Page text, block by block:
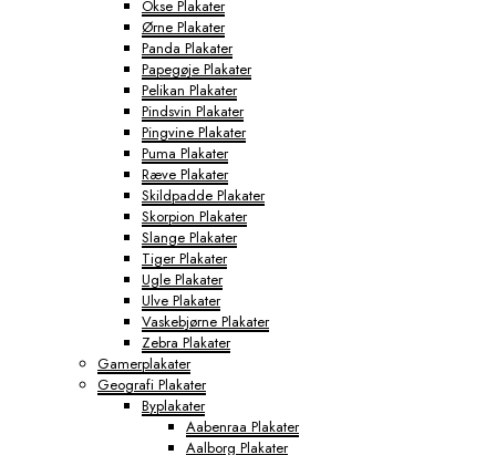
Okse Plakater
Ørne Plakater
Panda Plakater
Papegøje Plakater
Pelikan Plakater
Pindsvin Plakater
Pingvine Plakater
Puma Plakater
Ræve Plakater
Skildpadde Plakater
Skorpion Plakater
Slange Plakater
Tiger Plakater
Ugle Plakater
Ulve Plakater
Vaskebjørne Plakater
Zebra Plakater
Gamerplakater
Geografi Plakater
Byplakater
Aabenraa Plakater
Aalborg Plakater